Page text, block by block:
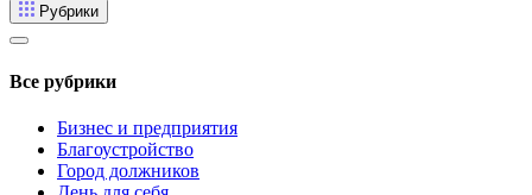
Рубрики
Все рубрики
Бизнес и предприятия
Благоустройство
Город должников